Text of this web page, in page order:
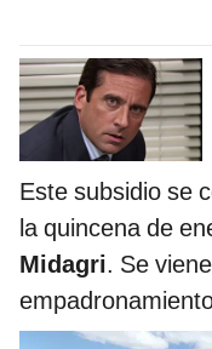
Este subsidio se
la quincena de
Midagri. Se